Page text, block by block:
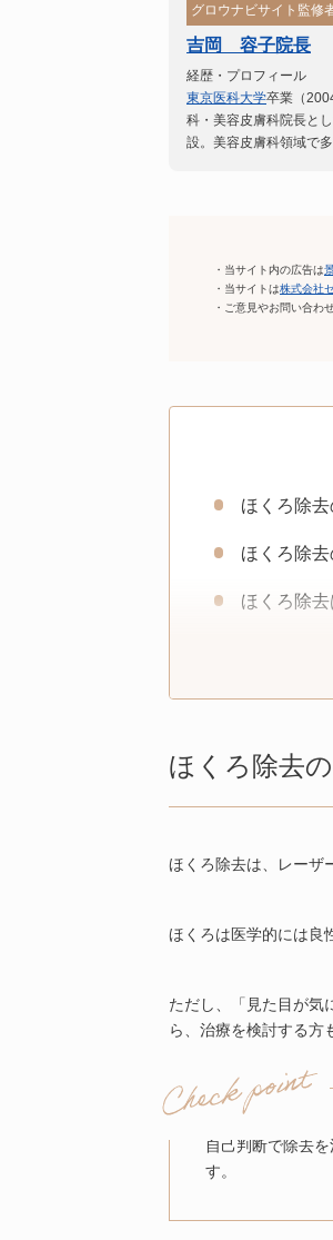
グロウナビサイト監修
吉岡 容子院長
経歴・プロフィール
東京医科大学卒業（
科・美容皮膚科院長とし
設。美容皮膚科領域で
・当サイト内の広告は
・当サイトは株式会社
・ご意見やお問い合わ
ほくろ除
ほくろ除
ほくろ除
ほくろ除
ランキン
ほくろ除
ほくろ除去
【地域別
ほくろ除去
ほくろ除去は、レーザ
ほくろは医学的には良
ただし、「見た目が気
ら、治療を検討する方
自己判断で除去
す。